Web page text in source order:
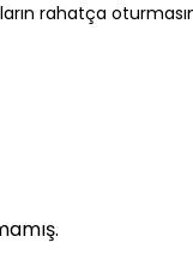
rahatça